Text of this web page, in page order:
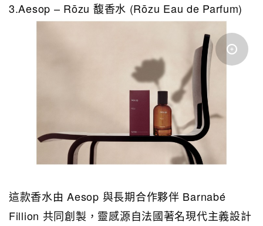
3.Aesop – Rōzu 馥香水 (Rōzu Eau de Parfum)
這款香水由 Aesop 與長期合作夥伴 Barnabé
Fillion 共同創製，靈感源自法國著名現代主義設計